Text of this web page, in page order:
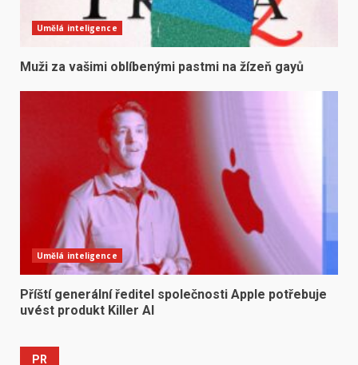
Umělá inteligence
Muži za vašimi oblíbenými pastmi na žízeň gayů
Umělá inteligence
Příští generální ředitel společnosti Apple potřebuje
uvést produkt Killer AI
PR